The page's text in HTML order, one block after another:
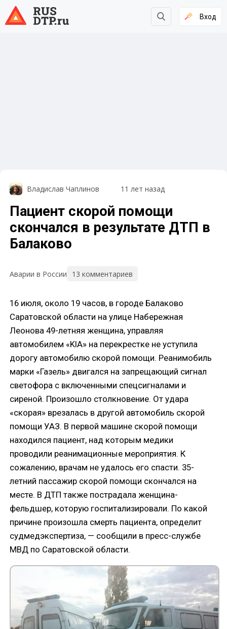
Вход
Владислав Чаплинов 11 лет назад
Пациент скорой помощи
скончался в результате ДТП в
Балаково
Аварии в России 13 комментариев
16 июля, около 19 часов, в городе Балаково
Саратовской области на улице Набережная
Леонова 49-летняя женщина, управляя
автомобилем «KIA» на перекрестке не уступила
дорогу автомобилю скорой помощи. Реанимобиль
марки «Газель» двигался на запрещающий сигнал
светофора с включенными спецсигналами и
сиреной. Произошло столкновение. От удара
«скорая» врезалась в другой автомобиль скорой
помощи УАЗ. В первой машине скорой помощи
находился пациент, над которым медики
проводили реанимационные мероприятия. К
сожалению, врачам не удалось его спасти. 35-
летний пассажир скорой помощи скончался на
месте. В ДТП также пострадала женщина-
фельдшер, которую госпитализировали. По какой
причине произошла смерть пациента, определит
судмедэкспертиза, — сообщили в пресс-службе
МВД по Саратовской области.